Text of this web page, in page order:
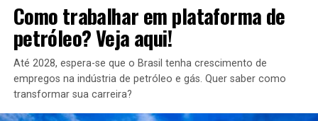
Como trabalhar em plataforma de
petróleo? Veja aqui!
Até 2028, espera-se que o Brasil tenha crescimento de
empregos na indústria de petróleo e gás. Quer saber como
transformar sua carreira?